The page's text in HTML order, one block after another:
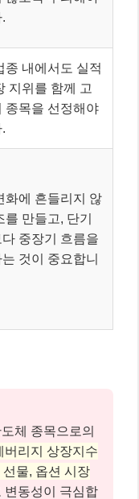
종 내에서도 실적
지위를 함께 고
종목을 선정해야
화에 흔들리지 않
를 만들고, 단기
중장기 흐름을
것이 중요합니
체 종목으로의
버리지 상장지수
물, 옵션 시장
변동성이 극심합